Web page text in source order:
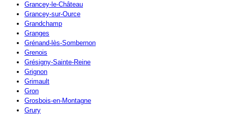
Grancey-le-Château
Grancey-sur-Ource
Grandchamp
Granges
Grénand-lès-Sombernon
Grenois
Grésigny-Sainte-Reine
Grignon
Grimault
Gron
Grosbois-en-Montagne
Grury